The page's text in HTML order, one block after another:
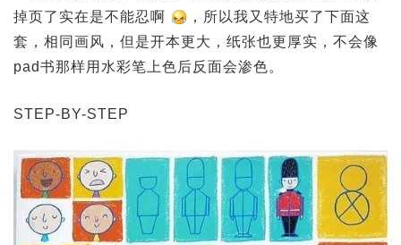
掉页了实在是不能忍啊
，所以我又特地买了下面这
套，相同画风，但是开本更大，纸张也更厚实，不会像
pad书那样用水彩笔上色后反面会渗色。
STEP-BY-STEP